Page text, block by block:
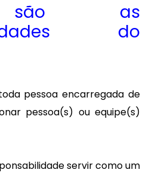
são as
do
pessoa encarregada de
pessoa(s) ou equipe(s)
servir como um